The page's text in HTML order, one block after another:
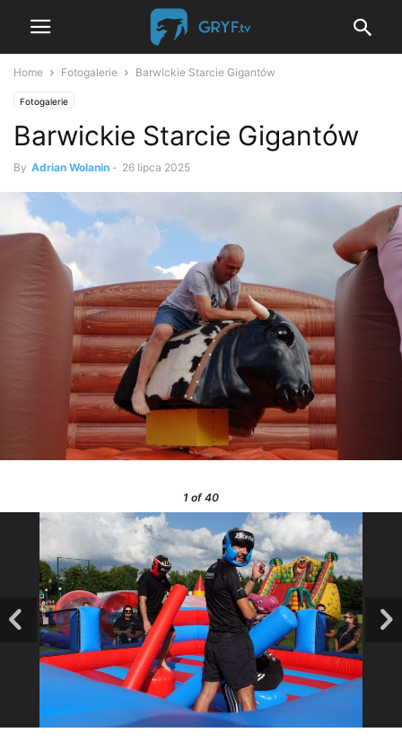
Home Fotogalerie Barwickie Starcie Gigantów
Fotogalerie
Barwickie Starcie Gigantów
By Adrian Wolanin - 26 lipca 2025
1 of 40